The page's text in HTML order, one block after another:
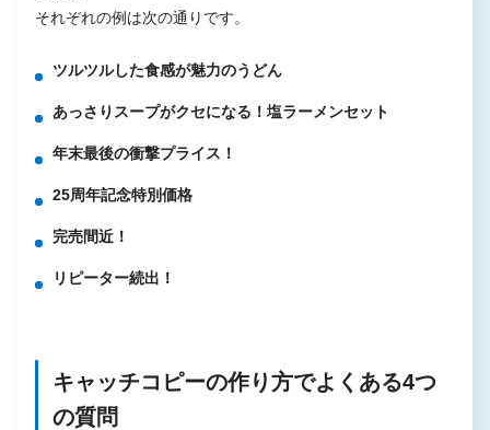
それぞれの例は次の通りです。
ツルツルした食感が魅力のうどん
あっさりスープがクセになる！塩ラーメンセット
年末最後の衝撃プライス！
25周年記念特別価格
完売間近！
リピーター続出！
キャッチコピーの作り方でよくある4つ
の質問